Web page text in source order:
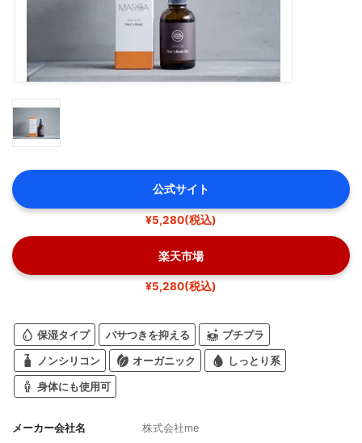
公式サイト
¥5,280(税込)
楽天市場
¥5,280(税込)
保湿タイプ パサつきを抑える プチプラ
ノンシリコン オーガニック しっとり系
身体にも使用可
メーカー会社名
株式会社me